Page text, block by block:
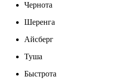
Чернота
Шеренга
Айсберг
Туша
Быстрота